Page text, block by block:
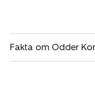
Fakta om Odder